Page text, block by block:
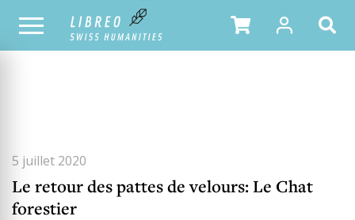
TOUS LES NUMÉROS SOMMAIRE DU NUMÉRO
5 juillet 2020
Le retour des pattes de velours: Le Chat
forestier